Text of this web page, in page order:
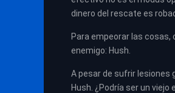
dinero del rescate es
Para empeorar las
enemigo: Hush.
A pesar de sufrir lesiones
Hush. ¿Podría ser un viejo